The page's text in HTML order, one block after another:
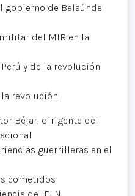
gobierno de Belaúnde
del MIR en la
y de la revolución
revolución
Béjar, dirigente del
guerrilleras en el
cometidos